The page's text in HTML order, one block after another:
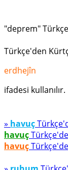
"deprem"
Türkçe'den
erdhejîn
ifadesi kullanılır.
» havuç
havuç
havuç